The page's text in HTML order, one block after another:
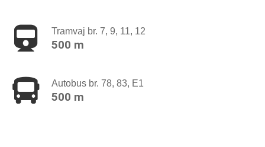
Tramvaj br. 7, 9, 11, 12
500 m
Autobus br. 78, 83, E1
500 m